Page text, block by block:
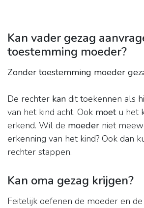
Kan vader gezag
toestemming moeder?
Zonder toestemming moeder
De rechter kan dit toekennen als
van het kind acht. Ook moetu het
erkend. Wil de moeder niet
erkenning van het kind? Ook dan
rechter stappen.
Kan oma gezag krijgen?
Feitelijk oefenen de moeder en de